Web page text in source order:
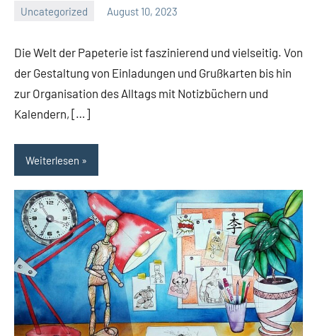
Uncategorized August 10, 2023
Die Welt der Papeterie ist faszinierend und vielseitig. Von
der Gestaltung von Einladungen und Grußkarten bis hin
zur Organisation des Alltags mit Notizbüchern und
Kalendern, […]
Weiterlesen